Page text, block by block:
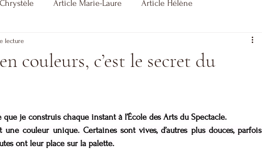
Article Marie-Laure Article Hélène
couleurs, c’est le secret du
lecture
que je construis chaque instant à l’École des Arts du Spectacle.
couleur unique. Certaines sont vives, d’autres plus douces, parfois
ont leur place sur la palette.